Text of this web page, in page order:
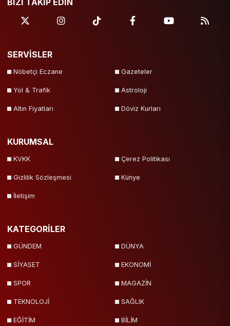
SERVİSLER
Nöbetçi Eczane Gazeteler
Yol & Trafik Astroloji
Altın Fiyatları Döviz Kurları
KURUMSAL
KVKK Çerez Politikası
Gizlilik Sözleşmesi Künye
İletişim
KATEGORİLER
GÜNDEM DÜNYA
SİYASET EKONOMİ
SPOR MAGAZİN
TEKNOLOJİ SAĞLIK
EĞİTİM BİLİM